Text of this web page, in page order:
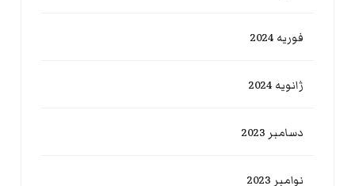
فوریه 2024
ژانویه 2024
دسامبر 2023
نوامبر 2023